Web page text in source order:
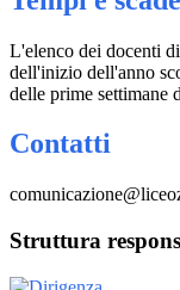
L'elenco dei docenti
dell'inizio dell'anno
delle prime settimane
Contatti
Struttura